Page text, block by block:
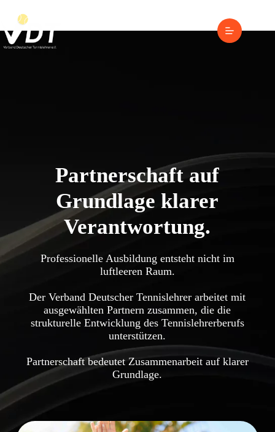
Inhalt
springen
Partnerschaft auf
Grundlage klarer
Verantwortung.
Professionelle Ausbildung entsteht nicht im
luftleeren Raum.
Der Verband Deutscher Tennislehrer arbeitet mit
ausgewählten Partnern zusammen, die die
strukturelle Entwicklung des Tennislehrerberufs
unterstützen.
Partnerschaft bedeutet Zusammenarbeit auf klarer
Grundlage.